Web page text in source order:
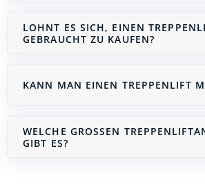
LOHNT ES SICH, EINEN
GEBRAUCHT ZU KAUFEN?
KANN MAN EINEN TREPPENLIFT
WELCHE GROSSEN
IBT ES?